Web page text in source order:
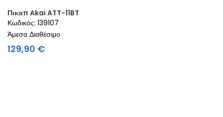
Πικαπ Akai ATT-11BT
Κωδικός: 139107
Άμεσα Διαθέσιμο
129,90 €Τιμή